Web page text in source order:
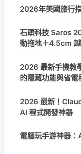
2026年美國旅行
石頭科技 Saros
動拖地＋4.5cm
2026 最新手機教
的隱藏功能與省電
2026 最新！
AI 程式開發神器
電腦玩手游神器